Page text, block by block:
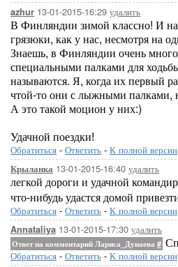
azhur 13-01-2015-16:29 удалить
В Финляндии зимой классно! И
грязюки, как у нас, несмотря на
Знаешь, в Финляндии очень
специальными палками для
называются. Я, когда их первый
чтой-то они с лыжными палками,
А это такой моцион у них:)
Удачной поездки!
Обратиться - Ответить - К полной версии
Крыланка 13-01-2015-16:40 удалить
легкой дороги и удачной
что-нибудь удастся домой
Обратиться - Ответить - К полной версии
Annataliya 13-01-2015-17:30 удалить
Ответ на комментарий Лариса_Дунаева #
Обратиться - Ответить - К полной версии